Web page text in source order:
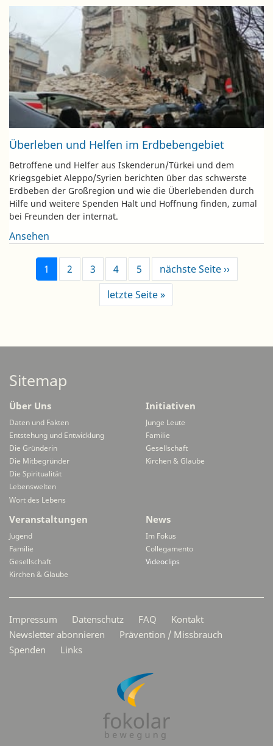
Überleben und Helfen im Erdbebengebiet
Betroffene und Helfer aus Iskenderun/Türkei und dem
Kriegsgebiet Aleppo/Syrien berichten über das schwerste
Erdbeben der Großregion und wie die Überlebenden durch
Hilfe und weitere Spenden Halt und Hoffnung finden, zumal
bei Freunden der internat.
Ansehen
Pagination
1 2 3 4 5 nächste Seite ››Next
letzte Seite »Last page
Sitemap
Über Uns
Daten und Fakten
Entstehung und Entwicklung
Die Gründerin
Die Mitbegründer
Die Spiritualität
Lebenswelten
Wort des Lebens
Initiativen
Junge Leute
Familie
Gesellschaft
Kirchen & Glaube
Veranstaltungen
Jugend
Familie
Gesellschaft
Kirchen & Glaube
News
Im Fokus
Collegamento
Videoclips
Impressum Datenschutz FAQ
Kontakt
Newsletter abonnieren
Prävention / Missbrauch
Spenden
Links